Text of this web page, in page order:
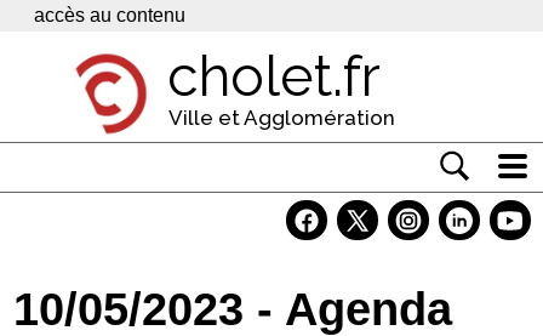
Panneau de gestion des cookies
accès au contenu
cholet.fr
Ville et Agglomération
Economie
10/05/2023 - Agenda